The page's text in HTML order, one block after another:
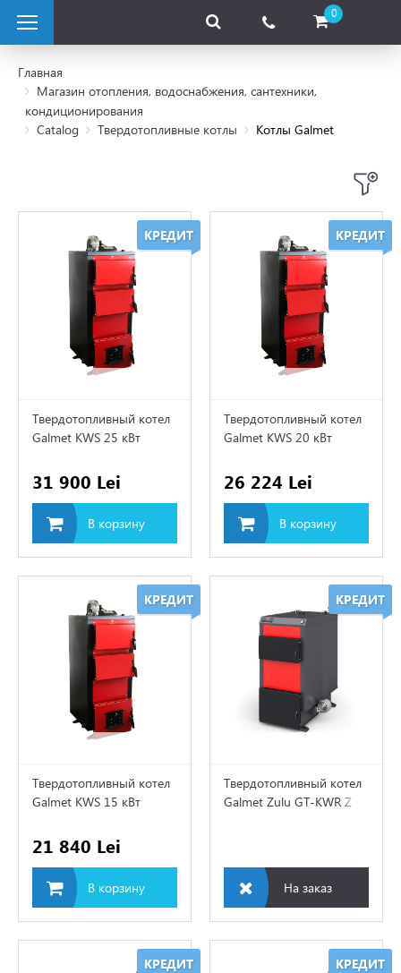
котлы
котлы
насосы
насосы
для систем
0
Главная
Магазин отопления, водоснабжения, сантехники,
кондиционирования
Catalog
Твердотопливные котлы Котлы Galmet
КРЕДИТ
Твердотопливный котел
Galmet KWS 25 кВт
31 900 Lei
В корзину
КРЕДИТ
Твердотопливный котел
Galmet KWS 20 кВт
26 224 Lei
В корзину
КРЕДИТ
Твердотопливный котел
Galmet KWS 15 кВт
21 840 Lei
В корзину
КРЕДИТ
Твердотопливный котел
Galmet Zulu GT-KWR Z
На заказ
КРЕДИТ КРЕДИТ